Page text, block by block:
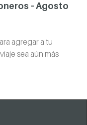
– Agosto
agregar a tu
sea aún más